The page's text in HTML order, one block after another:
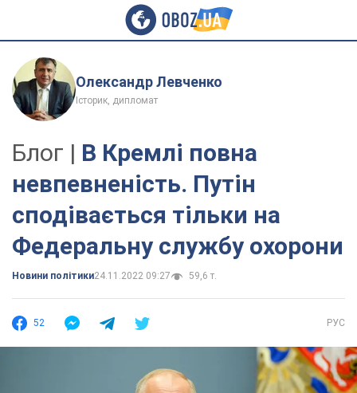
Олександр Левченко
Історик, дипломат
Блог | В Кремлі повна
невпевненість. Путін
сподівається тільки на
Федеральну службу охорони
Новини політики24.11.2022 09:27 59,6 т.
52 РУС